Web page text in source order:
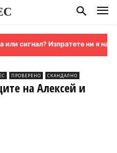
сигнал? Изпратете ни я на
ПРОВЕРЕНО СКАНДАЛНО
на Алексей и